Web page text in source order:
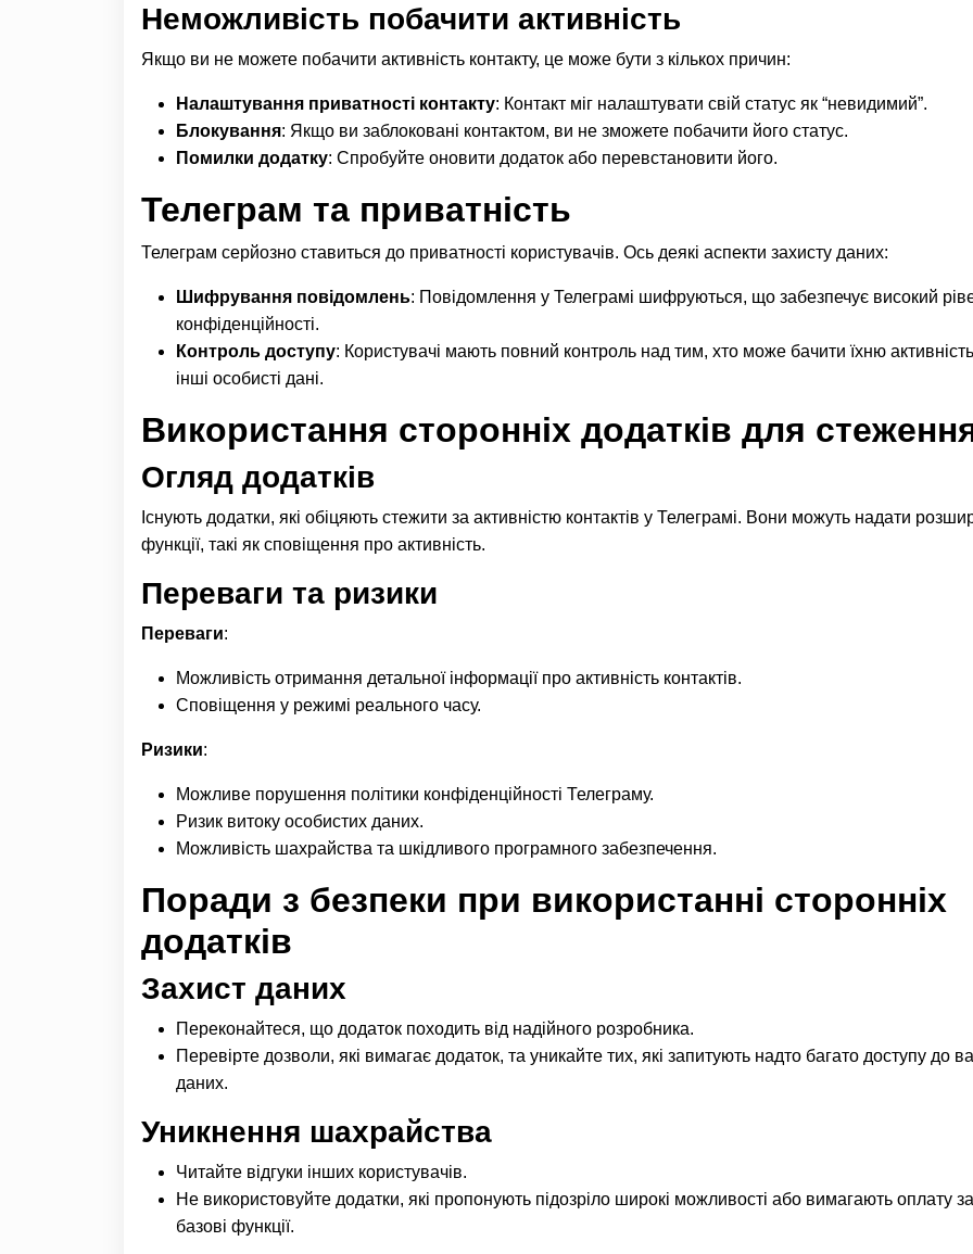
Неможливість побачити активність
Якщо ви не можете побачити активність контакту, це може бути з кількох причин:
Налаштування приватності контакту: Контакт міг налаштувати свій статус як “невидимий”.
Блокування: Якщо ви заблоковані контактом, ви не зможете побачити його статус.
Помилки додатку: Спробуйте оновити додаток або перевстановити його.
Телеграм та приватність
Телеграм серйозно ставиться до приватності користувачів. Ось деякі аспекти захисту даних:
Шифрування повідомлень: Повідомлення у Телеграмі шифруються, що забезпечує високий
конфіденційності.
Контроль доступу: Користувачі мають повний контроль над тим, хто може бачити їхню
інші особисті дані.
Використання сторонніх додатків для
Огляд додатків
Існують додатки, які обіцяють стежити за активністю контактів у Телеграмі. Вони можуть надати
функції, такі як сповіщення про активність.
Переваги та ризики
Переваги:
Можливість отримання детальної інформації про активність контактів.
Сповіщення у режимі реального часу.
Ризики:
Можливе порушення політики конфіденційності Телеграму.
Ризик витоку особистих даних.
Можливість шахрайства та шкідливого програмного забезпечення.
Поради з безпеки при використанні сторонніх
додатків
Захист даних
Переконайтеся, що додаток походить від надійного розробника.
Перевірте дозволи, які вимагає додаток, та уникайте тих, які запитують надто багато доступу до
даних.
Уникнення шахрайства
Читайте відгуки інших користувачів.
Не використовуйте додатки, які пропонують підозріло широкі можливості або вимагають оплату за
базові функції.